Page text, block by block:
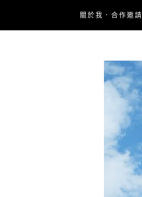
content
關於我．合作邀請